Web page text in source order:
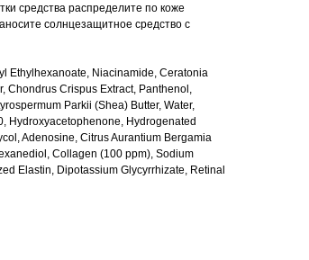
средства распределите по коже
солнцезащитное средство с
Ethylhexanoate, Niacinamide, Ceratonia
Chondrus Crispus Extract, Panthenol,
Parkii (Shea) Butter, Water,
Hydroxyacetophenone, Hydrogenated
Adenosine, Citrus Aurantium Bergamia
Collagen (100 ppm), Sodium
Elastin, Dipotassium Glycyrrhizate, Retinal